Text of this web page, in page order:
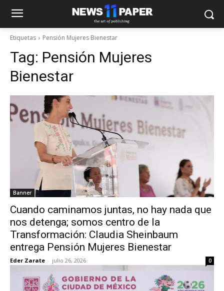
Etiquetas Pensión Mujeres Bienestar
Tag: Pensión Mujeres
Bienestar
Banner
Cuando caminamos juntas, no hay nada que
nos detenga; somos centro de la
Transformación: Claudia Sheinbaum
entrega Pensión Mujeres Bienestar
Eder Zarate - julio 26, 2026 0